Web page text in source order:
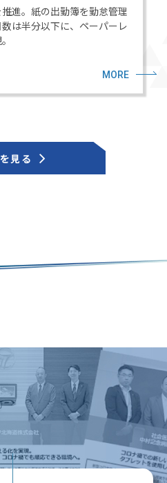
進。紙の出勤簿を勤怠管理
は半分以下に、ペーパーレ
MORE
見る